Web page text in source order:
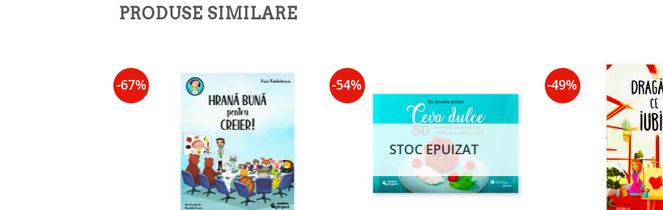
PRODUSE SIMILARE
-67% -54%
wishlist
STOC EPUIZAT
-49%